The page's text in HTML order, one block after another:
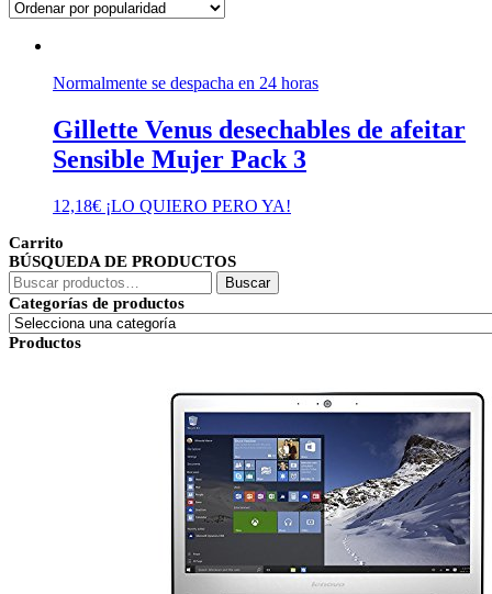
Normalmente se despacha en 24 horas
Gillette Venus desechables de afeitar
Sensible Mujer Pack 3
12,18€ ¡LO QUIERO PERO YA!
Carrito
BÚSQUEDA DE PRODUCTOS
Buscar
por:
Buscar
Categorías de productos
Productos